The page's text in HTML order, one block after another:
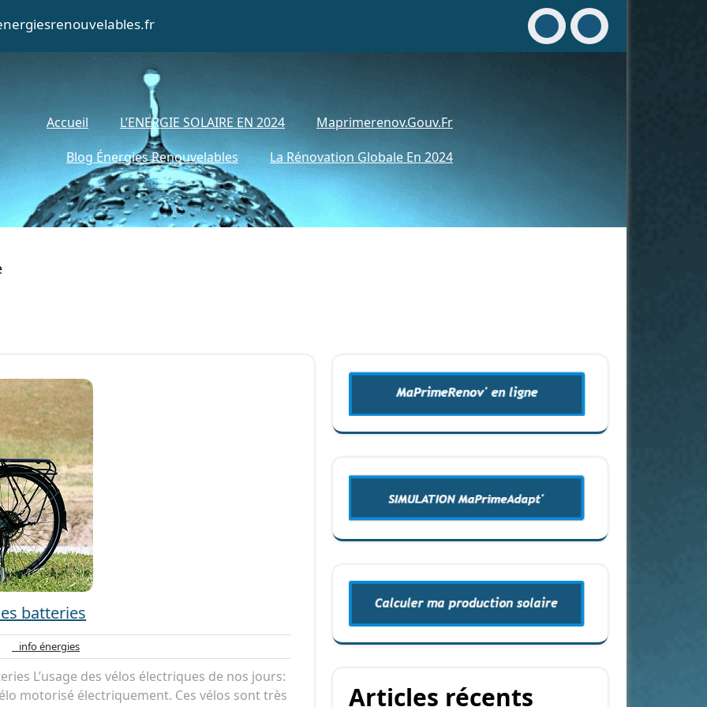
Accueil L’ENERGIE SOLAIRE EN 2024
Maprimerenov.gouv.fr
Blog Énergies Renouvelables
La Rénovation Globale En 2024
batteries
info énergiesinfo
énergies
L’usage des vélos électriques de nos jours:
motorisé électriquement. Ces vélos sont très
Articles récents